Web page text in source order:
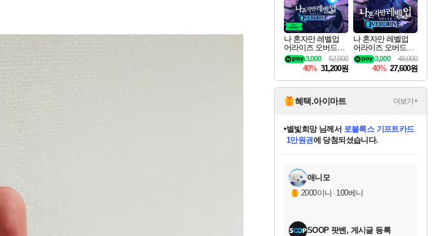
나 혼자만 레벨업
어라이즈 오버드라
이브 디럭스 에디션
Solo Leveling Arise
Overdrive Deluxe Edi
tion
52,000
3,000
40% 31,200원
나 혼자만 레벨업
어라이즈 오버드라
이브 Solo Leveling A
rise
46,000
3,000
40% 27,600원
혜택.아이마트 더보기+
교환.
당첨되셨습니다.
당첨되셨습니다.
당첨되셨습니다.
별빛희망님께서 로블록스 기프트카드
1만원권에 당첨되셨습니다.
당첨되셨습니다.
당첨되셨습니다.
당첨되셨습니다.
당첨되셨습니다.
에디션 (스팀코드)
당첨되셨습니다.
애니모
2000이니 · 100베니
SOOP 팟벤, 게시글 등록